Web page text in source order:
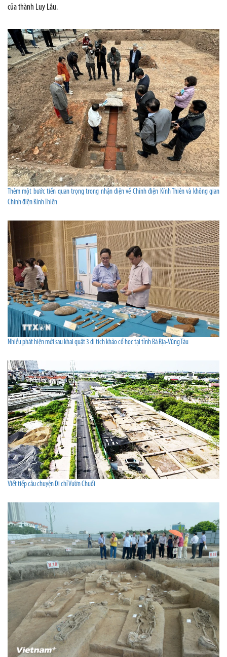
của thành Luy Lâu.
Thêm một bước tiến quan trọng trong nhận diện về Chính điện Kính Thiên và không gian
Chính điện Kính Thiên
Nhiều phát hiện mới sau khai quật 3 di tích khảo cổ học tại tỉnh Bà Rịa-Vũng Tàu
Viết tiếp câu chuyện Di chỉ Vườn Chuối